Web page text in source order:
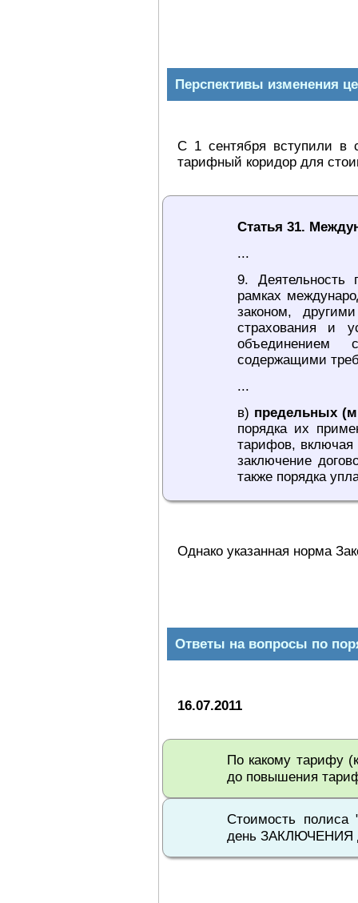
Перспективы изменения
С 1 сентября вступили в
тарифный коридор для
Статья 31.
...
9. Деятельность
рамках
законом,
страхования и
объединением
содержащими
...
в) предельных
порядка их
тарифов, включая
заключение
также порядка
Однако указанная норма
Ответы на вопросы по
16.07.2011
По какому тарифу
до повышения
Стоимость полиса
день ЗАКЛЮЧЕНИЯ